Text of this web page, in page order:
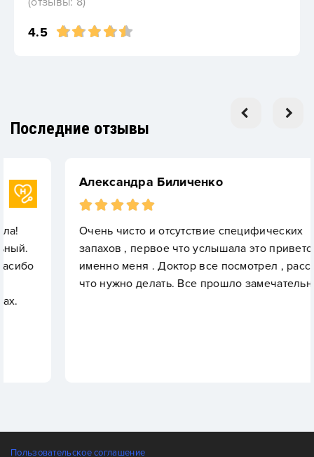
4.5
Последние отзывы
Александра Биличенко
Очень чисто и отсутствие специфических
запахов , первое что услышала это приветствие
именно меня . Доктор все посмотрел , рассказал
что нужно делать. Все прошло замечательно
Пользовательское соглашение